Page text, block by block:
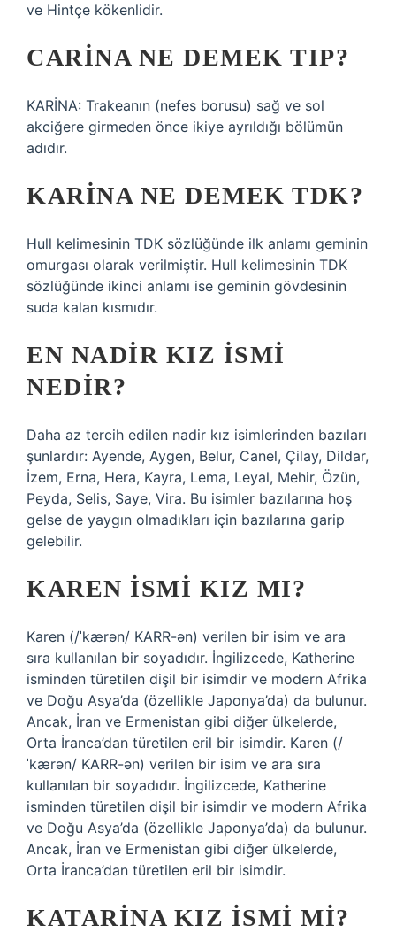
ve Hintçe kökenlidir.
CARINA NE DEMEK TIP?
KARİNA: Trakeanın (nefes borusu) sağ ve sol
akciğere girmeden önce ikiye ayrıldığı bölümün
adıdır.
KARINA NE DEMEK TDK?
Hull kelimesinin TDK sözlüğünde ilk anlamı geminin
omurgası olarak verilmiştir. Hull kelimesinin TDK
sözlüğünde ikinci anlamı ise geminin gövdesinin
suda kalan kısmıdır.
EN NADIR KIZ ISMI
NEDIR?
Daha az tercih edilen nadir kız isimlerinden bazıları
şunlardır: Ayende, Aygen, Belur, Canel, Çilay, Dildar,
İzem, Erna, Hera, Kayra, Lema, Leyal, Mehir, Özün,
Peyda, Selis, Saye, Vira. Bu isimler bazılarına hoş
gelse de yaygın olmadıkları için bazılarına garip
gelebilir.
KAREN ISMI KIZ MI?
Karen (/ˈkærən/ KARR-ən) verilen bir isim ve ara
sıra kullanılan bir soyadıdır. İngilizcede, Katherine
isminden türetilen dişil bir isimdir ve modern Afrika
ve Doğu Asya’da (özellikle Japonya’da) da bulunur.
Ancak, İran ve Ermenistan gibi diğer ülkelerde,
Orta İranca’dan türetilen eril bir isimdir. Karen (/
ˈkærən/ KARR-ən) verilen bir isim ve ara sıra
kullanılan bir soyadıdır. İngilizcede, Katherine
isminden türetilen dişil bir isimdir ve modern Afrika
ve Doğu Asya’da (özellikle Japonya’da) da bulunur.
Ancak, İran ve Ermenistan gibi diğer ülkelerde,
Orta İranca’dan türetilen eril bir isimdir.
KATARINA KIZ ISMI MI?